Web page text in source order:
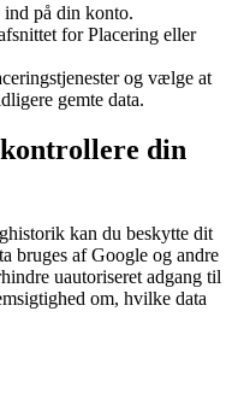
på din konto.
for Placering eller
og vælge at
gemte data.
din
kan du beskytte dit
bruges af Google og andre
uautoriseret adgang til
om, hvilke data